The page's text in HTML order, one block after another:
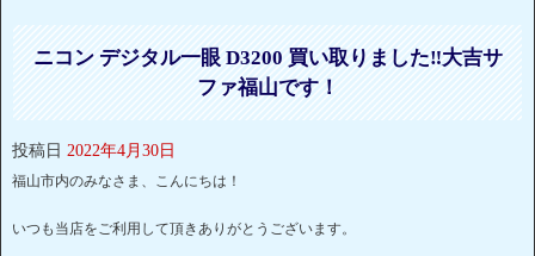
ニコン デジタル一眼 D3200 買い取りました‼大吉サ
ファ福山です！
投稿日 2022年4月30日
福山市内のみなさま、こんにちは！
いつも当店をご利用して頂きありがとうございます。